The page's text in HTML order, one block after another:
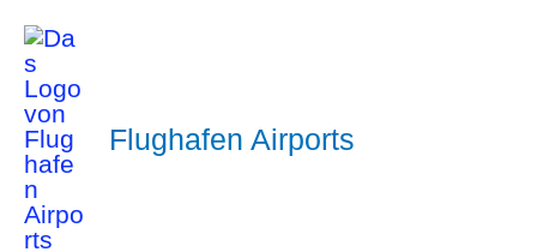
Flughafen Airports